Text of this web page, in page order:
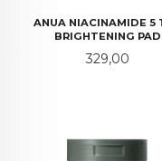
ANUA NIACINAMIDE 5
BRIGHTENING PAD
Pris
329,00